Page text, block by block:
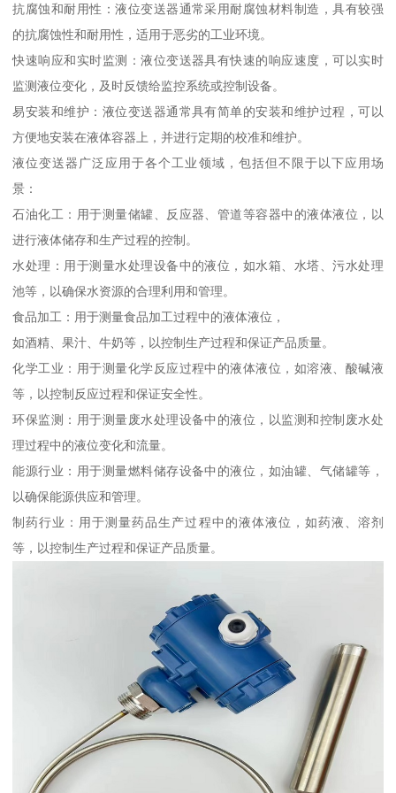
抗腐蚀和耐用性：液位变送器通常采用耐腐蚀材料制造，具有较强
的抗腐蚀性和耐用性，适用于恶劣的工业环境。
快速响应和实时监测：液位变送器具有快速的响应速度，可以实时
监测液位变化，及时反馈给监控系统或控制设备。
易安装和维护：液位变送器通常具有简单的安装和维护过程，可以
方便地安装在液体容器上，并进行定期的校准和维护。
液位变送器广泛应用于各个工业领域，包括但不限于以下应用场
景：
石油化工：用于测量储罐、反应器、管道等容器中的液体液位，以
进行液体储存和生产过程的控制。
水处理：用于测量水处理设备中的液位，如水箱、水塔、污水处理
池等，以确保水资源的合理利用和管理。
食品加工：用于测量食品加工过程中的液体液位，
如酒精、果汁、牛奶等，以控制生产过程和保证产品质量。
化学工业：用于测量化学反应过程中的液体液位，如溶液、酸碱液
等，以控制反应过程和保证安全性。
环保监测：用于测量废水处理设备中的液位，以监测和控制废水处
理过程中的液位变化和流量。
能源行业：用于测量燃料储存设备中的液位，如油罐、气储罐等，
以确保能源供应和管理。
制药行业：用于测量药品生产过程中的液体液位，如药液、溶剂
等，以控制生产过程和保证产品质量。